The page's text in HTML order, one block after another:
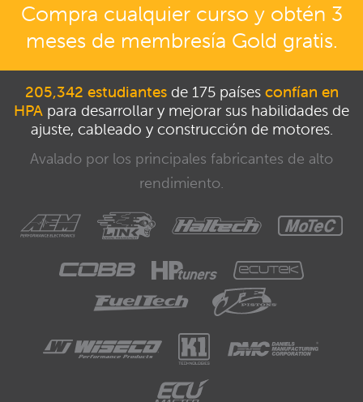
Compra cualquier curso y obtén 3
meses de membresía Gold gratis.
205,342 estudiantesde 175 países confían en
HPA para desarrollar y mejorar sus habilidades de
ajuste, cableado y construcción de motores.
Avalado por los principales fabricantes de alto
rendimiento.